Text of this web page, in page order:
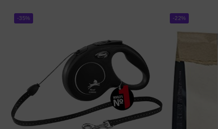
-35% -22%